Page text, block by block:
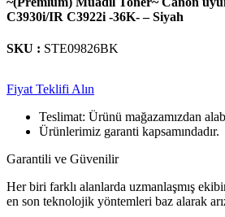
C3930i/IR C3922i -36K- – Siyah
SKU : STE09826BK
Fiyat Teklifi Alın
Teslimat: Ürünü mağazamızdan
Ürünlerimiz garanti kapsamındadır.
Garantili ve Güvenilir
Her biri farklı alanlarda uzmanlaşmış
en son teknolojik yöntemleri baz alarak